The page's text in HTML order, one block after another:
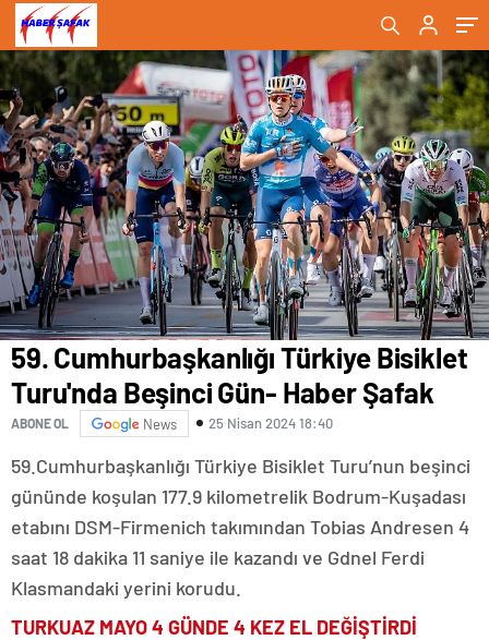
59. Cumhurbaşkanlığı Türkiye Bisiklet
Turu'nda Beşinci Gün- Haber Şafak
ABONE OL News 25 Nisan 2024 18:40
59.Cumhurbaşkanlığı Türkiye Bisiklet Turu’nun beşinci
gününde koşulan 177.9 kilometrelik Bodrum-Kuşadası
etabını DSM-Firmenich takımından Tobias Andresen 4
saat 18 dakika 11 saniye ile kazandı ve Gdnel Ferdi
Klasmandaki yerini korudu.
TURKUAZ MAYO 4 GÜNDE 4 KEZ EL DEĞİŞTİRDİ
erdi- Haber Şafak